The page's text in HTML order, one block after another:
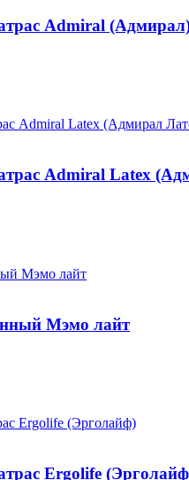
Admiral
Admiral Latex
Мэмо лайт
Ergolife